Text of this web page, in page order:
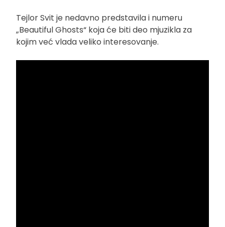
Tejlor Svit je nedavno predstavila i numeru
„Beautiful Ghosts“ koja će biti deo mjuzikla za
kojim već vlada veliko interesovanje.